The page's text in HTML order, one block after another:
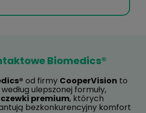
Biomedics®
od firmy CooperVision to
ulepszonej formuły,
premium, których
bezkonkurencyjny komfort